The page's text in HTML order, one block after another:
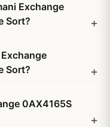
Exchange
Sort?
Sort?
0AX4165S